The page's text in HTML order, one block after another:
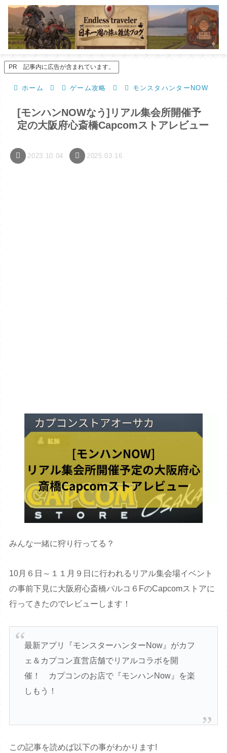
PR 記事内に広告が含まれています。
ホーム ゲーム攻略 モンスタハンターNOW
[モンハンNOWなう]リアル集会所開催予
定の大阪府心斎橋Capcomストアレビュー
2023.10.04 2025.03.16
みんな一緒に狩り行ってる？
10月６日～１１月９日に行われるリアル集会場イベント
の事前下見に大阪府心斎橋パルコ６FのCapcomストアに
行ってきたのでレビューします！
最新アプリ『モンスターハンターNow』がカフ
ェ＆カプコン直営店舗でリアルコラボを開
催！ カプコンのお店で『モンハンNow』を楽
しもう！
この記事を読めば以下の事がわかります!